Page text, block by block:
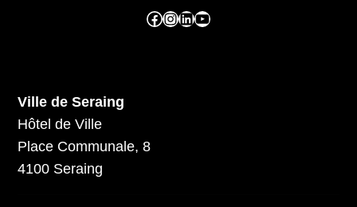
Facebook ville de seraing Instragram ville de seraing linkedin – ville de seraing YouTube
Ville de Seraing
Hôtel de Ville
Place Communale, 8
4100 Seraing